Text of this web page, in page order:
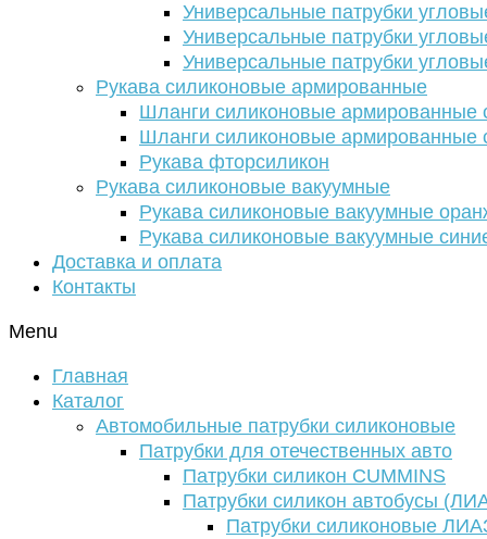
Универсальные патрубки
Универсальные патрубки
Универсальные патрубки
Рукава силиконовые армированные
Шланги силиконовые армированные
Шланги силиконовые армированные
Рукава фторсиликон
Рукава силиконовые вакуумные
Рукава силиконовые вакуумные
Рукава силиконовые вакуумные
Доставка и оплата
Контакты
Menu
Главная
Каталог
Автомобильные патрубки силиконовые
Патрубки для отечественных авто
Патрубки силикон CUMMINS
Патрубки силикон автобусы
Патрубки силиконовые